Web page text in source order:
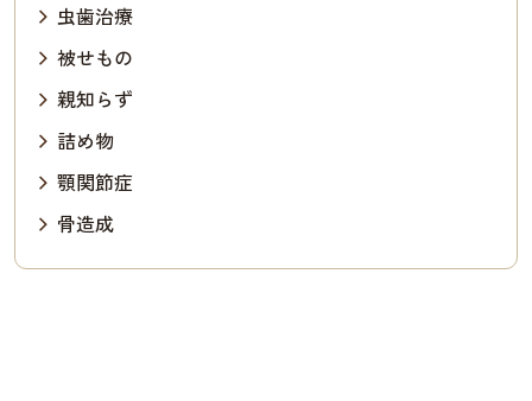
虫歯治療
被せもの
親知らず
詰め物
顎関節症
骨造成